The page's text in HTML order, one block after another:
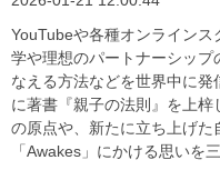
​​YouTubeや各種オンライン
学や理想のパートナーシッ
なえる方法などを世界中に
に著書『親子の法則』を上
の原点や、新たに立ち上げた
「Awakes」にかける思いを